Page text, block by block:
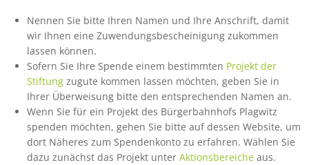
Nennen Sie bitte Ihren Namen und Ihre Anschrift, damit
wir Ihnen eine Zuwendungsbescheinigung zukommen
lassen können.
Sofern Sie Ihre Spende einem bestimmten Projekt der
Stiftungzugute kommen lassen möchten, geben Sie in
Ihrer Überweisung bitte den entsprechenden Namen an.
Wenn Sie für ein Projekt des Bürgerbahnhofs Plagwitz
spenden möchten, gehen Sie bitte auf dessen Website, um
dort Näheres zum Spendenkonto zu erfahren. Wählen Sie
dazu zunächst das Projekt unter Aktionsbereicheaus.